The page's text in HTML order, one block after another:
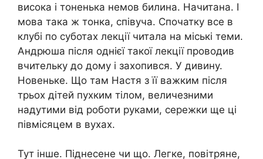
висока і тоненька немов билина. Начитана. І
мова така ж тонка, співуча. Спочатку все в
клубі по суботах лекції читала на міські теми.
Андрюша після однієї такої лекції проводив
вчительку до дому і захопився. У дивину.
Новеньке. Що там Настя з її важким після
трьох дітей пухким тілом, величезними
надутими від роботи руками, сережки ще ці
півмісяцем в вухах.
Тут інше. Піднесене чи що. Легке, повітряне,